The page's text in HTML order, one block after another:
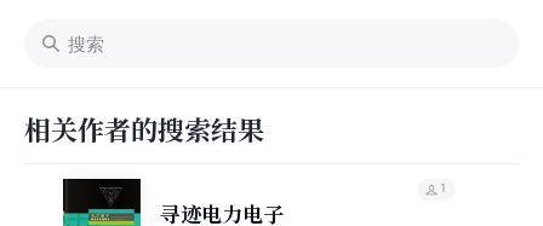
相关作者的搜索结果
寻迹电力电子
1